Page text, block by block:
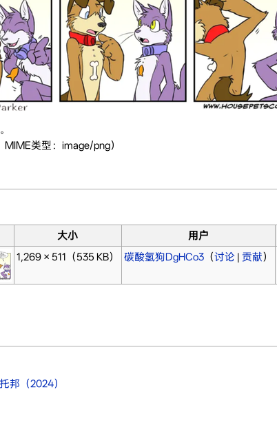
。
MIME类型：image/png）
大小
用户
1,269 × 511 （535 KB） 碳酸氢狗DgHCo3（讨论| 贡献）
邦（2024）